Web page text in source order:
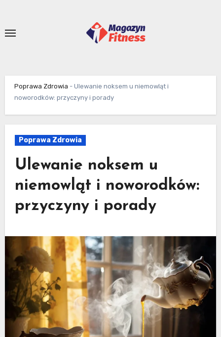
content
Poprawa Zdrowia -Ulewanie noksem u niemowląt i
noworodków: przyczyny i porady
Poprawa Zdrowia
Ulewanie noksem u
niemowląt i noworodków:
przyczyny i porady